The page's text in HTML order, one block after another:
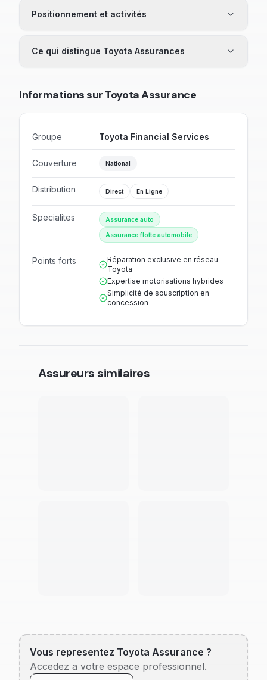
Positionnement et activités
Ce qui distingue Toyota Assurances
Informations sur Toyota Assurance
Groupe Toyota Financial Services
Couverture National
Distribution Direct En Ligne
Specialites Assurance auto
Assurance flotte automobile
Points forts
Réparation exclusive en réseau
Toyota
Expertise motorisations hybrides
Simplicité de souscription en
concession
Assureurs similaires
Vous representez Toyota Assurance ?
Accedez a votre espace professionnel.